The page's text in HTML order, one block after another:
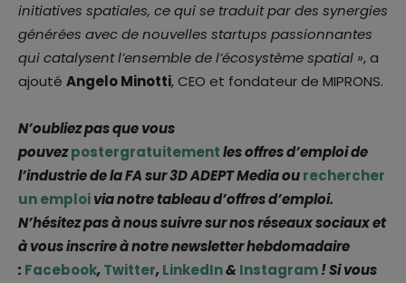
initiatives spatiales, ce qui se traduit par des synergies
générées avec de nouvelles startups passionnantes
qui catalysent l’ensemble de l’écosystème spatial », a
ajouté Angelo Minotti, CEO et fondateur de MIPRONS.
N’oubliez pas que vous
pouvezpostergratuitementles offres d’emploi de
l’industrie de la FA sur 3D ADEPT Media ourechercher
un emploivia notre tableau d’offres d’emploi.
N’hésitez pas à nous suivre sur nos réseaux sociaux et
à vous inscrire à notre newsletter hebdomadaire
: Facebook,Twitter,LinkedIn& Instagram! Si vous